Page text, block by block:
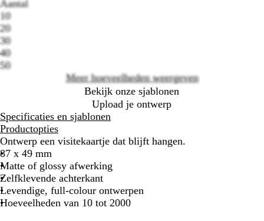
Aantal
10
20
30
40
50
Meer hoeveelheden weergeven
Bekijk onze sjablonen
Upload je ontwerp
Specificaties en sjablonen
Productopties
Ontwerp een visitekaartje dat blijft hangen.
87 x 49 mm
Matte of glossy afwerking
Zelfklevende achterkant
Levendige, full-colour ontwerpen
Hoeveelheden van 10 tot 2000